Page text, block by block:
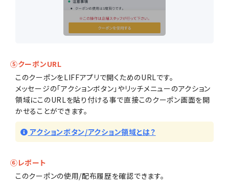
⑤クーポンURL
このクーポンをLIFFアプリで開くためのURLです。
メッセージの「アクションボタン」やリッチメニューのアクション
領域にこのURLを貼り付ける事で直接このクーポン画面を開
かせることができます。
アクションボタン/アクション領域とは？
⑥レポート
このクーポンの使用/配布履歴を確認できます。